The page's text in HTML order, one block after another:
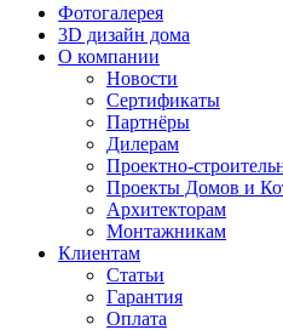
Фотогалерея
3D дизайн дома
О компании
Новости
Сертификаты
Партнёры
Дилерам
Проектно-
Проекты Домов и
Архитекторам
Монтажникам
Клиентам
Статьи
Гарантия
Оплата